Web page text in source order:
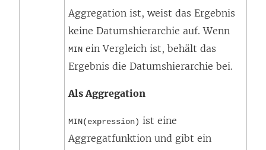
Aggregation ist, weist das Ergebnis
keine Datumshierarchie auf. Wenn
MIN ein Vergleich ist, behält das
Ergebnis die Datumshierarchie bei.
Als Aggregation
MIN(expression) ist eine
Aggregatfunktion und gibt ein